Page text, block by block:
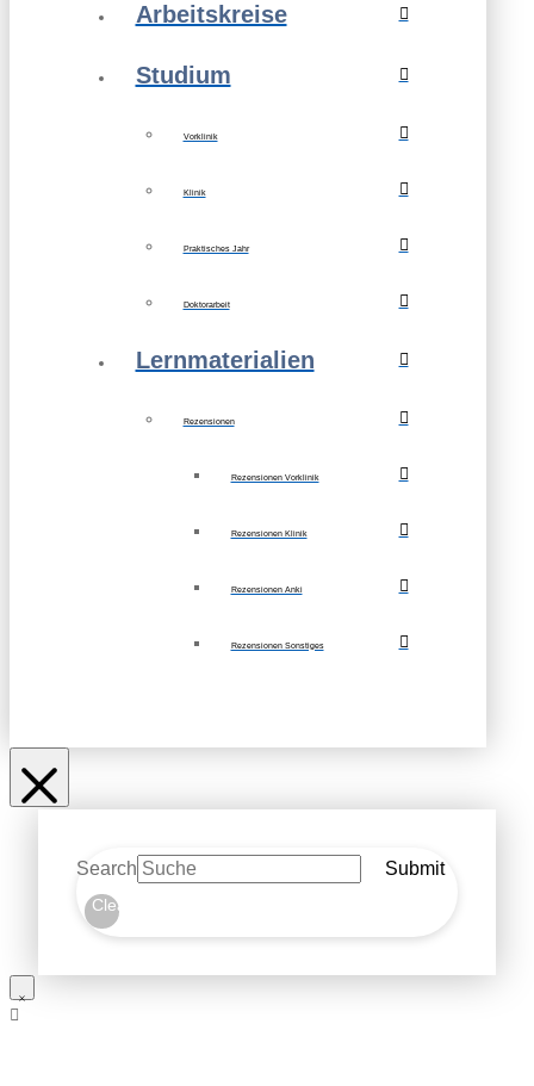
Arbeitskreise
Studium
Vorklinik
Klinik
Praktisches Jahr
Doktorarbeit
Lernmaterialien
Rezensionen
Rezensionen Vorklinik
Rezensionen Klinik
Rezensionen Anki
Rezensionen Sonstiges
Search Submit
Clear